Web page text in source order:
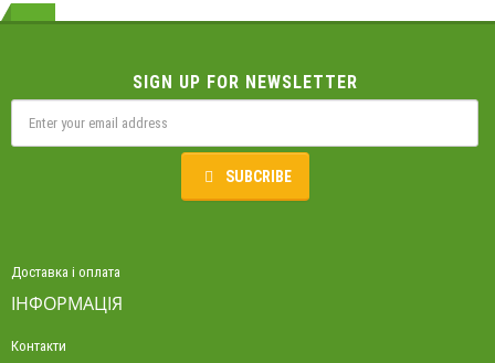
SIGN UP FOR NEWSLETTER
SUBCRIBE
Доставка і оплата
ІНФОРМАЦІЯ
Контакти